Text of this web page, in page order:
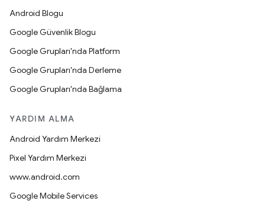
Android Blogu
Google Güvenlik Blogu
Google Grupları'nda Platform
Google Grupları'nda Derleme
Google Grupları'nda Bağlama
YARDIM ALMA
Android Yardım Merkezi
Pixel Yardım Merkezi
www.android.com
Google Mobile Services